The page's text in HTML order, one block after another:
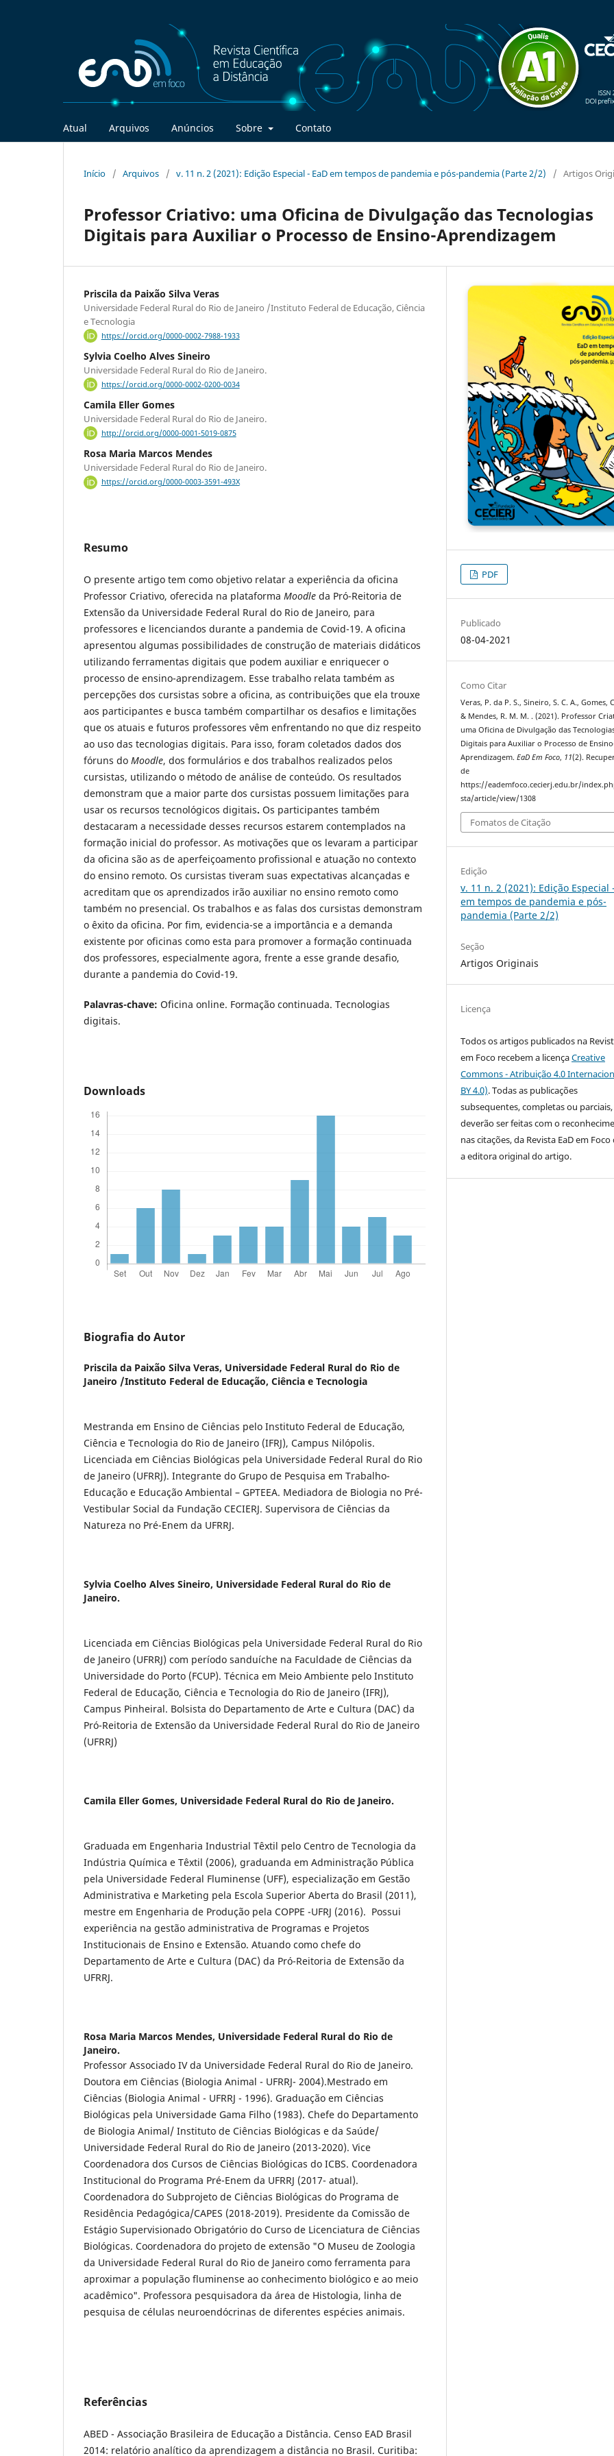
Atual Arquivos Anúncios Sobre Contato
Início / Arquivos / v. 11 n. 2 (2021): Edição Especial - EaD em tempos de pandemia e pós-pandemia (Parte 2/2) / Artigos
Professor Criativo: uma Oficina de Divulgação das Tecnologias
Digitais para Auxiliar o Processo de Ensino-Aprendizagem
Priscila da Paixão Silva Veras
Universidade Federal Rural do Rio de Janeiro /Instituto Federal de Educação, Ciência
e Tecnologia
https://orcid.org/0000-0002-7988-1933
Sylvia Coelho Alves Sineiro
Universidade Federal Rural do Rio de Janeiro.
https://orcid.org/0000-0002-0200-0034
Camila Eller Gomes
Universidade Federal Rural do Rio de Janeiro.
http://orcid.org/0000-0001-5019-0875
Rosa Maria Marcos Mendes
Universidade Federal Rural do Rio de Janeiro.
https://orcid.org/0000-0003-3591-493X
Resumo
O presente artigo tem como objetivo relatar a experiência da oficina
Professor Criativo, oferecida na plataforma Moodle da Pró-Reitoria de
Extensão da Universidade Federal Rural do Rio de Janeiro, para
professores e licenciandos durante a pandemia de Covid-19. A oficina
apresentou algumas possibilidades de construção de materiais didáticos
utilizando ferramentas digitais que podem auxiliar e enriquecer o
processo de ensino-aprendizagem. Esse trabalho relata também as
percepções dos cursistas sobre a oficina, as contribuições que ela trouxe
aos participantes e busca também compartilhar os desafios e limitações
que os atuais e futuros professores vêm enfrentando no que diz respeito
ao uso das tecnologias digitais. Para isso, foram coletados dados dos
fóruns do Moodle, dos formulários e dos trabalhos realizados pelos
cursistas, utilizando o método de análise de conteúdo. Os resultados
demonstram que a maior parte dos cursistas possuem limitações para
usar os recursos tecnológicos digitais. Os participantes também
destacaram a necessidade desses recursos estarem contemplados na
formação inicial do professor. As motivações que os levaram a participar
da oficina são as de aperfeiçoamento profissional e atuação no contexto
do ensino remoto. Os cursistas tiveram suas expectativas alcançadas e
acreditam que os aprendizados irão auxiliar no ensino remoto como
também no presencial. Os trabalhos e as falas dos cursistas demonstram
o êxito da oficina. Por fim, evidencia-se a importância e a demanda
existente por oficinas como esta para promover a formação continuada
dos professores, especialmente agora, frente a esse grande desafio,
durante a pandemia do Covid-19.
Palavras-chave: Oficina online. Formação continuada. Tecnologias
digitais.
Downloads
Biografia do Autor
Priscila da Paixão Silva Veras, Universidade Federal Rural do Rio de
Janeiro /Instituto Federal de Educação, Ciência e Tecnologia
Mestranda em Ensino de Ciências pelo Instituto Federal de Educação,
Ciência e Tecnologia do Rio de Janeiro (IFRJ), Campus Nilópolis.
Licenciada em Ciências Biológicas pela Universidade Federal Rural do Rio
de Janeiro (UFRRJ). Integrante do Grupo de Pesquisa em Trabalho-
Educação e Educação Ambiental – GPTEEA. Mediadora de Biologia no Pré-
Vestibular Social da Fundação CECIERJ. Supervisora de Ciências da
Natureza no Pré-Enem da UFRRJ.
Sylvia Coelho Alves Sineiro, Universidade Federal Rural do Rio de
Janeiro.
Licenciada em Ciências Biológicas pela Universidade Federal Rural do Rio
de Janeiro (UFRRJ) com perí­odo sanduí­che na Faculdade de Ciências da
Universidade do Porto (FCUP). Técnica em Meio Ambiente pelo Instituto
Federal de Educação, Ciência e Tecnologia do Rio de Janeiro (IFRJ),
Campus Pinheiral. Bolsista do Departamento de Arte e Cultura (DAC) da
Pró-Reitoria de Extensão da Universidade Federal Rural do Rio de Janeiro
(UFRRJ)
Camila Eller Gomes, Universidade Federal Rural do Rio de Janeiro.
Graduada em Engenharia Industrial Têxtil pelo Centro de Tecnologia da
Indústria Quí­mica e Têxtil (2006), graduanda em Administração Pública
pela Universidade Federal Fluminense (UFF), especialização em Gestão
Administrativa e Marketing pela Escola Superior Aberta do Brasil (2011),
mestre em Engenharia de Produção pela COPPE -UFRJ (2016). Possui
experiência na gestão administrativa de Programas e Projetos
Institucionais de Ensino e Extensão. Atuando como chefe do
Departamento de Arte e Cultura (DAC) da Pró-Reitoria de Extensão da
UFRRJ.
Rosa Maria Marcos Mendes, Universidade Federal Rural do Rio de
Janeiro.
Professor Associado IV da Universidade Federal Rural do Rio de Janeiro.
Doutora em Ciências (Biologia Animal - UFRRJ- 2004).Mestrado em
Ciências (Biologia Animal - UFRRJ - 1996). Graduação em Ciências
Biológicas pela Universidade Gama Filho (1983). Chefe do Departamento
de Biologia Animal/ Instituto de Ciências Biológicas e da Saúde/
Universidade Federal Rural do Rio de Janeiro (2013-2020). Vice
Coordenadora dos Cursos de Ciências Biológicas do ICBS. Coordenadora
Institucional do Programa Pré-Enem da UFRRJ (2017- atual).
Coordenadora do Subprojeto de Ciências Biológicas do Programa de
Residência Pedagógica/CAPES (2018-2019). Presidente da Comissão de
Estágio Supervisionado Obrigatório do Curso de Licenciatura de Ciências
Biológicas. Coordenadora do projeto de extensão "O Museu de Zoologia
da Universidade Federal Rural do Rio de Janeiro como ferramenta para
aproximar a população fluminense ao conhecimento biológico e ao meio
acadêmico". Professora pesquisadora da área de Histologia, linha de
pesquisa de células neuroendócrinas de diferentes espécies animais.
Referências
ABED - Associação Brasileira de Educação a Distância. Censo EAD Brasil
2014: relatório analí­tico da aprendizagem a distância no Brasil. Curitiba:
PDF
Publicado
08-04-2021
Como Citar
Veras, P. da P. S., Sineiro, S. C. A., Gomes,
& Mendes, R. M. M. . (2021). Professor
uma Oficina de Divulgação das
Digitais para Auxiliar o Processo de
Aprendizagem.EaD Em Foco, 11(2).
de
https://eademfoco.cecierj.edu.br/
sta/article/view/1308
Fomatos de Citação
Edição
v. 11 n. 2 (2021): Edição Especial
em tempos de pandemia e pós-
pandemia (Parte 2/2)
Seção
Artigos Originais
Licença
Todos os artigos publicados na
em Foco recebem a licençaCreative
Commons - Atribuição 4.0
BY 4.0). Todas as publicações
subsequentes, completas ou parciais,
deverão ser feitas com o
nas citações, da Revista EaD em
a editora original do artigo.